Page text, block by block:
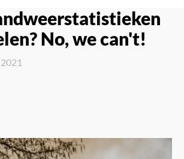
No, we can't!